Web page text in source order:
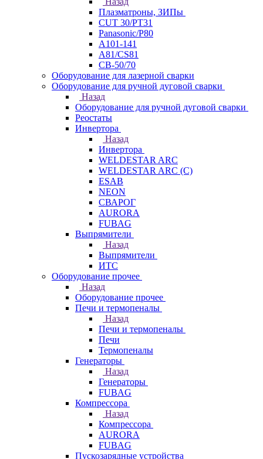
Плазматроны, ЗИПы
CUT 30/PT31
Panasonic/P80
А101-141
А81/CS81
СВ-50/70
Оборудование для лазерной сварки
Оборудование для ручной дуговой сварки
Назад
Оборудование для ручной дуговой сварки
Реостаты
Инвертора
Назад
Инвертора
WELDESTAR ARC
WELDESTAR ARC (С)
ESAB
NEON
СВАРОГ
AURORA
FUBAG
Выпрямители
Назад
Выпрямители
ИТС
Оборудование прочее
Назад
Оборудование прочее
Печи и термопеналы
Назад
Печи и термопеналы
Печи
Термопеналы
Генераторы
Назад
Генераторы
FUBAG
Компрессора
Назад
Компрессора
AURORA
FUBAG
Пускозарядные устройства